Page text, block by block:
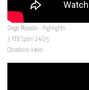
Diego Maseda - Highlights
3 FEB Spain 24/25
Obradoiro Ames